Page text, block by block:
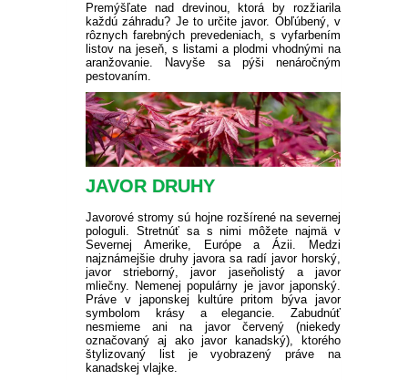
DVOJROČKY
SEMENÁ LETNIČIEK
SEMENÁ STROMOV
SEMENÁ TRVALIEK
SEMENÁ ZELENINY
LISTOVÁ ZELENINA
PLODOVÁ ZELENINA
KOREŇOVÁ ZELENINA
SEMENÁ LÚČNYCH KVETOV
BIO SEMENÁ
SUBSTRÁTY A ZEMINY
NARCISY
SKALKOVÉ
VYŠŠIE
PLNOKVETÉ
OSTATNÉ
TULIPÁNY
SKALKOVÉ
JEDNODUCHÉ KLASICKÉ
OSTATNÉ
ŠAFRANY
BOTANICKÉ
KVITNÚCE NA JESEŇ
VEĽKOKVETÉ
HYACINTY
OKRASNÉ CESNAKY
LETNÉ CIBUĽOVINY
ĽALIE
NÍZKE ĽALIE
VYSOKÉ ĽALIE
KORNÚTOVKY
GLADIOLY
BEGÓNIE
PREVISLÉ
STRAPKATÉ
VEĽKOKVETÉ
ROZMANITÉ CIBUĽOVINY
KOSATCE
ZORNICE
GEORGÍNY
OSTATNÉ
MUŠKÁTY
ANGLICKÉ MUŠKÁTY
MUŠKÁTY PREVISLÉ
MUŠKÁTY VZPRIAMENÉ
PELARGÓNIE NETRADIČNÉ
PETÚNIE
DROBNOKVETÉ PETÚNIE
VEĽKOKVETÉ PETÚNIE
FUCHSIE
OVOCIE A ZELENINA
BYLINKY NA BALKÓN
ČREPNÍKOVÉ RASTLINY
ČREPNÍKOVÉ KVETY
BALKÓNOVÉ KVETY NA
PRIAME SLNKO
PRÍSLUŠENSTVO K
BALKÓNOVÝM RASTLINÁM
OKRASNÉ
IHLIČNANY
TUJE
CYPRUŠTEKY
BORIEVKY
OKRASNÉ BOROVICE
OKRASNÉ JEDLE
OKRASNÉ SMREKY
LISTNATÉ STROMY
OKRASNÉ JAVORY
KVITNÚCE STROMY
STĹPOVITÉ OKRASNÉ
STROMY
OKRASNÉ KRÍKY
OKRASNÉ KRÍKY
VŽDYZELENÉ
OKRASNÉ KRÍKY DO TIEŇA
KVITNÚCE KRÍKY NA SLNKO
KRÍKY KVITNÚCE V LETE
POPÍNAVÉ RASTLINY
BREČTANY
VISTÉRIA
PLAMIENKY
RUŽE
POPÍNAVÉ RUŽE
ČAJOHYBRIDY
OKRASNÉ TRÁVY
OKRASNÉ TRÁVY NÍZKE
TRVALKY
ÚŽITKOVÉ
JAHODY
SKORÉ JAHODY
POLOSKORÉ JAHODY
NESKORÉ JAHODY
STÁLEPLODIACE JAHODY
BIELE A LESNÉ JAHODY
OVOCNÉ DREVINY
JABLONE
LETNÉ JABLONE
ZIMNÉ JABLONE
REZISTENTNÉ JABLONE
HRUŠKY
ČEREŠŇE A VIŠNE
SLIVKY A RINGLÓTY
DROBNÉ OVOCIE
BRUSNICE
ČUČORIEDKY
ČERNICE
NETRADIČNÉ OVOCIE
ARÓNIA
FIGOVNÍK
VINIČ
PRIESADY ZELENINY
TIPY
AKCIE
ZĽAVA 50 %
ZĽAVA 70 %
ZĽAVA 30 %
ZĽAVA 10 %
Premýšľate nad drevinou, ktorá by rozžiarila
každú záhradu? Je to určite javor. Obľúbený, v
rôznych farebných prevedeniach, s vyfarbením
listov na jeseň, s listami a plodmi vhodnými na
aranžovanie.
Navyše sa pýši nenáročným
pestovaním.
JAVOR DRUHY
Javorové stromy sú hojne rozšírené na severnej
pologuli. Stretnúť sa s nimi môžete najmä v
Severnej Amerike, Európe a Ázii.
Medzi
najznámejšie druhy javora sa radí javor horský,
javor strieborný, javor jaseňolistý a javor
mliečny. Nemenej populárny je javor japonský.
Práve v japonskej kultúre pritom býva javor
symbolom krásy a elegancie.
Zabudnúť
nesmieme ani na javor červený (niekedy
označovaný aj ako javor kanadský), ktorého
štylizovaný list je vyobrazený práve na
kanadskej vlajke.